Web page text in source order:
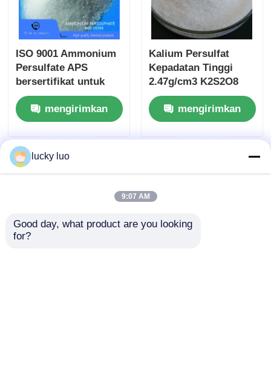
ISO 9001 Ammonium
Persulfate APS
bersertifikat untuk
pembersihan
semikonduktor dan
inisiator polimerisasi
resin akrilik
mengirimkan
permintaan
Kalium Persulfat
Kepadatan Tinggi
2.47g/cm3 K2S2O8
CAS 7727-21-1 Bubuk
Kristal Putihmengirimkan
permintaan
lucky luo
9:07 AM
Good day, what product are you looking
for?